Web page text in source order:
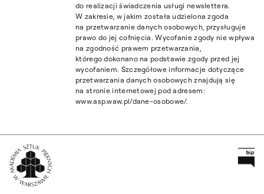
do realizacji świadczenia usługi newslettera.
W zakresie, w jakim została udzielona zgoda
na przetwarzanie danych osobowych, przysługuje
prawo do jej cofnięcia. Wycofanie zgody nie wpływa
na zgodność prawem przetwarzania,
którego dokonano na podstawie zgody przed jej
wycofaniem. Szczegółowe informacje dotyczące
przetwarzania danych osobowych znajdują się
na stronie internetowej pod adresem:
www.asp.waw.pl/dane-osobowe/.